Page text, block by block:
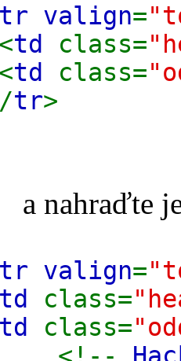
tr valign=
td class=
td class=
tr>
a nahraďte je
tr valign=
td class=
td class=